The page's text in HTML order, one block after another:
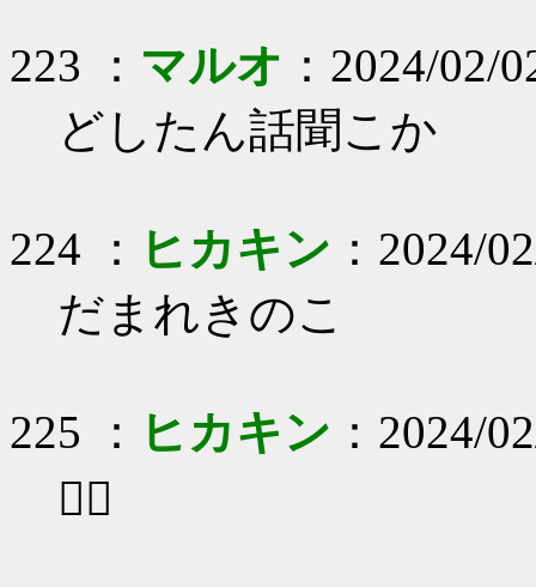
223 ： マルオ ：2024/02/
どしたん話聞こか
224 ： ヒカキン ：2024/
だまれきのこ
225 ： ヒカキン ：2024/
😮‍💨